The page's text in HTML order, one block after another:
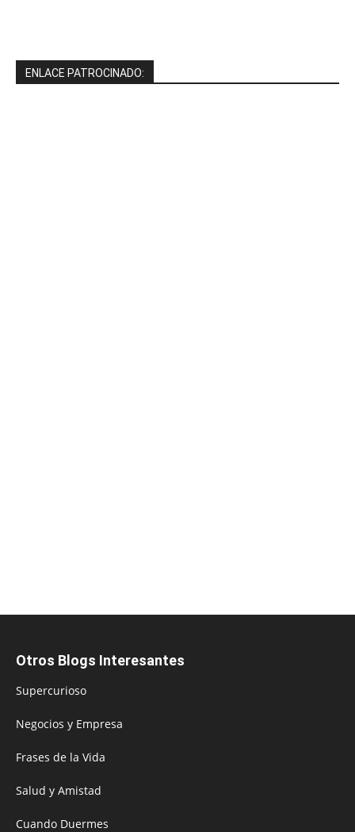
ENLACE PATROCINADO:
Otros Blogs Interesantes
Supercurioso
Negocios y Empresa
Frases de la Vida
Salud y Amistad
Cuando Duermes